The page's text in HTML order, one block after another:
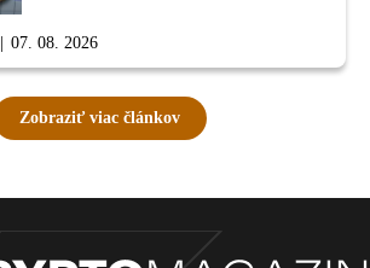
07. 08. 2026
Zobraziť viac článkov